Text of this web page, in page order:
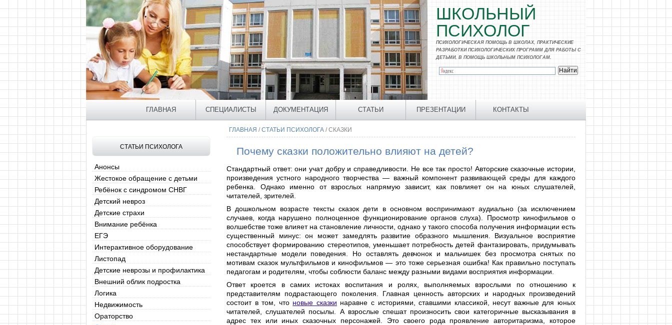
ШКОЛЬНЫЙ
ПСИХОЛОГ
ПСИХОЛОГИЧЕСКАЯ ПОМОЩЬ В ШКОЛАХ, ПРАКТИЧЕСКИЕ
РАЗРАБОТКИ ПСИХОЛОГИЧЕСКИХ ПРОГРАММ ДЛЯ РАБОТЫ С
ДЕТЬМИ, В ПОМОЩЬ ШКОЛЬНЫМ ПСИХОЛОГАМ.
ГЛАВНАЯ СПЕЦИАЛИСТЫ ДОКУМЕНТАЦИЯ СТАТЬИ ПРЕЗЕНТАЦИИ КОНТАКТЫ
ГЛАВНАЯ /СТАТЬИ ПСИХОЛОГА / СКАЗКИ
Почему сказки положительно влияют на детей?
Стандартный ответ: они учат добру и справедливости. Не все так просто! Авторские сказочные истории,
произведения устного народного творчества — важный компонент развивающей среды для каждого
ребенка. Однако именно от взрослых напрямую зависит, как повлияет он на юных слушателей,
читателей, зрителей.
В дошкольном возрасте тексты сказок дети в основном воспринимают аудиально (за исключением
случаев, когда нарушено полноценное функционирование органов слуха). Просмотр кинофильмов о
волшебстве тоже влияет на становление личности, однако у такого способа получения информации есть
существенный минус: он может замедлять развитие образного мышления. Визуальное восприятие
способствует формированию стереотипов, уменьшает потребность детей фантазировать, придумывать
нестандартные модели поведения. Но оставлять девчонок и мальчишек без просмотра снятых по
мотивам сказок мультфильмов и кинофильмов — это тоже серьезная ошибка! Как правильно поступать
педагогам и родителям, чтобы соблюсти баланс между разными видами восприятия информации.
Ответ кроется в самих истоках воспитания и ролях, выполняемых взрослыми по отношению к
представителям подрастающего поколения. Главная ценность авторских и народных произведений
состоит в том, что новые сказки наравне с историями, ставшими классикой, несут важные для юных
читателей, слушателей посылы. А взрослые спешат произносить свои категоричные высказывания в
адрес тех или иных сказочных персонажей. Это своего рода проявление авторитаризма, которое
СТАТЬИ ПСИХОЛОГА
Анонсы
Жестокое обращение с детьми
Ребёнок с синдромом СНВГ
Детский невроз
Детские страхи
Внимание ребёнка
ЕГЭ
Интерактивное оборудование
Листопад
Детские неврозы и профилактика
Внешний облик подростка
Логика
Недвижимость
Ораторство